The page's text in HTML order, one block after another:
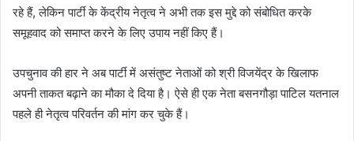
रहे हैं, लेकिन पार्टी के केंद्रीय नेतृत्व ने अभी तक इस मुद्दे को संबोधित करके
समूहवाद को समाप्त करने के लिए उपाय नहीं किए हैं।
उपचुनाव की हार ने अब पार्टी में असंतुष्ट नेताओं को श्री विजयेंद्र के खिलाफ
अपनी ताकत बढ़ाने का मौका दे दिया है। ऐसे ही एक नेता बसनगौड़ा पाटिल यतनाल
पहले ही नेतृत्व परिवर्तन की मांग कर चुके हैं।